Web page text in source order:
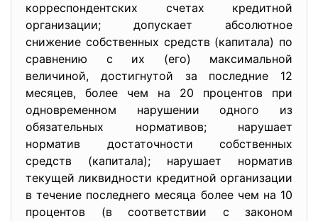
корреспондентских счетах кредитной
организации; допускает абсолютное
снижение собственных средств (капитала) по
сравнению с их (его) максимальной
величиной, достигнутой за последние 12
месяцев, более чем на 20 процентов при
одновременном нарушении одного из
обязательных нормативов; нарушает
норматив достаточности собственных
средств (капитала); нарушает норматив
текущей ликвидности кредитной организации
в течение последнего месяца более чем на 10
процентов (в соответствии с законом